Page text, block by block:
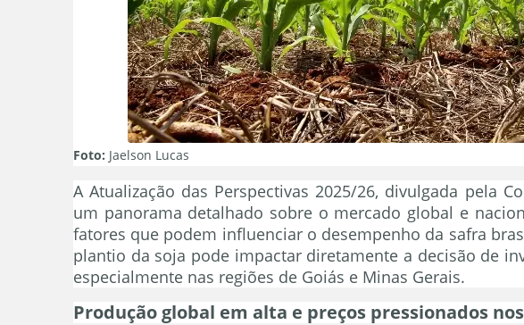
Foto: Jaelson Lucas
A Atualização das Perspectivas 2025/26, divulgada pela
um panorama detalhado sobre o mercado global e
fatores que podem influenciar o desempenho da safra
plantio da soja pode impactar diretamente a decisão de
especialmente nas regiões de Goiás e Minas Gerais.
Produção global em alta e preços pressionados